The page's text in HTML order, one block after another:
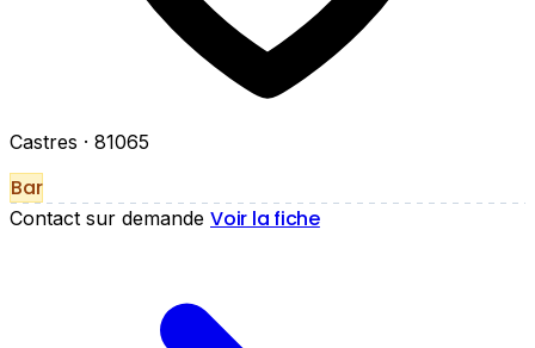
Castres · 81065
Bar
Contact sur demande Voir la fiche